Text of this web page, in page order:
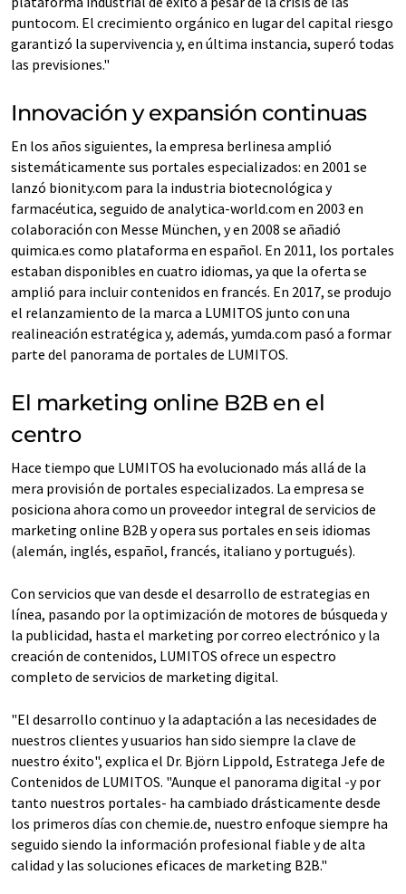
puntocom. El crecimiento orgánico en lugar del capital riesgo
garantizó la supervivencia y, en última instancia, superó todas
las previsiones."
Innovación y expansión continuas
En los años siguientes, la empresa berlinesa amplió
sistemáticamente sus portales especializados: en 2001 se
lanzó bionity.com para la industria biotecnológica y
farmacéutica, seguido de analytica-world.com en 2003 en
colaboración con Messe München, y en 2008 se añadió
quimica.es como plataforma en español. En 2011, los portales
estaban disponibles en cuatro idiomas, ya que la oferta se
amplió para incluir contenidos en francés. En 2017, se produjo
el relanzamiento de la marca a LUMITOS junto con una
realineación estratégica y, además, yumda.com pasó a formar
parte del panorama de portales de LUMITOS.
El marketing online B2B en el
centro
Hace tiempo que LUMITOS ha evolucionado más allá de la
mera provisión de portales especializados. La empresa se
posiciona ahora como un proveedor integral de servicios de
marketing online B2B y opera sus portales en seis idiomas
(alemán, inglés, español, francés, italiano y portugués).
Con servicios que van desde el desarrollo de estrategias en
línea, pasando por la optimización de motores de búsqueda y
la publicidad, hasta el marketing por correo electrónico y la
creación de contenidos, LUMITOS ofrece un espectro
completo de servicios de marketing digital.
"El desarrollo continuo y la adaptación a las necesidades de
nuestros clientes y usuarios han sido siempre la clave de
nuestro éxito", explica el Dr. Björn Lippold, Estratega Jefe de
Contenidos de LUMITOS. "Aunque el panorama digital -y por
tanto nuestros portales- ha cambiado drásticamente desde
los primeros días con chemie.de, nuestro enfoque siempre ha
seguido siendo la información profesional fiable y de alta
calidad y las soluciones eficaces de marketing B2B."